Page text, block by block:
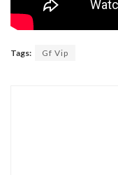
Tags: Gf Vip